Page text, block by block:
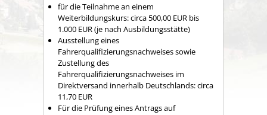
für die Teilnahme an einem
Weiterbildungskurs: circa 500,00 EUR bis
1.000 EUR (je nach Ausbildungsstätte)
Ausstellung eines
Fahrerqualifizierungsnachweises sowie
Zustellung des
Fahrerqualifizierungsnachweises im
Direktversand innerhalb Deutschlands: circa
11,70 EUR
Für die Prüfung eines Antrags auf